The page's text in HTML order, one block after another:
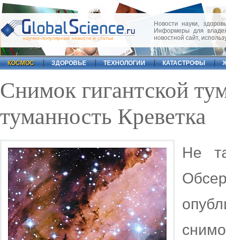
научно-популярные новости и статьи
Новости науки,
Информеры для
новостной сайт,
КОСМОС ЗДОРОВЬЕ ТЕХНОЛОГИИ КАТАСТРОФЫ
Снимок гигантской
туманность Креветка
Не